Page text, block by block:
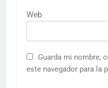
Web
Guarda mi nombre,
este navegador para la